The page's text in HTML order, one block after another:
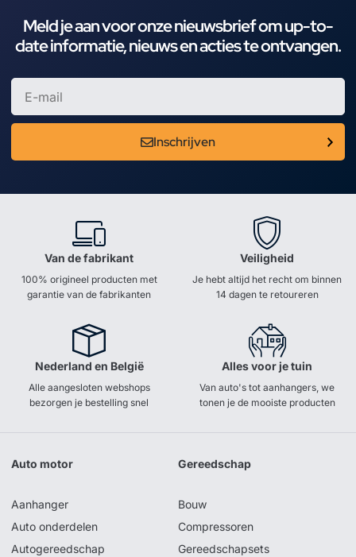
Meld je aan voor onze nieuwsbrief om up-to-
date informatie, nieuws en acties te ontvangen.
Inschrijven
Van de fabrikant
100% origineel producten met
garantie van de fabrikanten
Veiligheid
Je hebt altijd het recht om binnen
14 dagen te retoureren
Nederland en België
Alle aangesloten webshops
bezorgen je bestelling snel
Alles voor je tuin
Van auto's tot aanhangers, we
tonen je de mooiste producten
Auto motor
Aanhanger
Auto onderdelen
Autogereedschap
Gereedschap
Bouw
Compressoren
Gereedschapsets